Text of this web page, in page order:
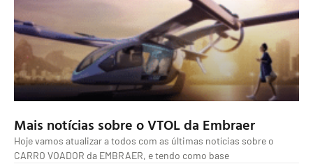
Mais notícias sobre o VTOL da Embraer
Hoje vamos atualizar a todos com as últimas notícias sobre o
CARRO VOADOR da EMBRAER, e tendo como base